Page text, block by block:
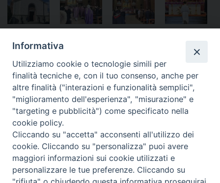
Una cappella da campo in
mostra
Varese – Un Giubileo che lega
Forze Armate, Istituzioni e
Chiesa, presenti cappellani e
Ordinariato Militare per l'Italia
Informativa
Utilizziamo cookie o tecnologie simili per
finalità tecniche e, con il tuo consenso, anche per
altre finalità ("interazioni e funzionalità semplici",
"miglioramento dell'esperienza", "misurazione" e
"targeting e pubblicità") come specificato nella
cookie policy.
Cliccando su "accetta" acconsenti all'utilizzo dei
cookie. Cliccando su "personalizza" puoi avere
maggiori informazioni sui cookie utilizzati e
personalizzare le tue preferenze. Cliccando su